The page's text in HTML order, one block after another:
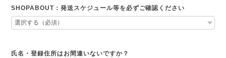
SHOPABOUT：発送スケジュール等を必ずご確認ください
氏名・登録住所はお間違いないですか？